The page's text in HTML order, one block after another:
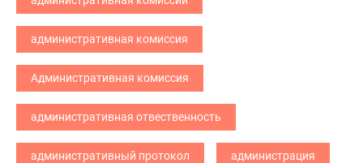
административная комиссия
Административная комиссия
административная отвественность
административный протокол администрация